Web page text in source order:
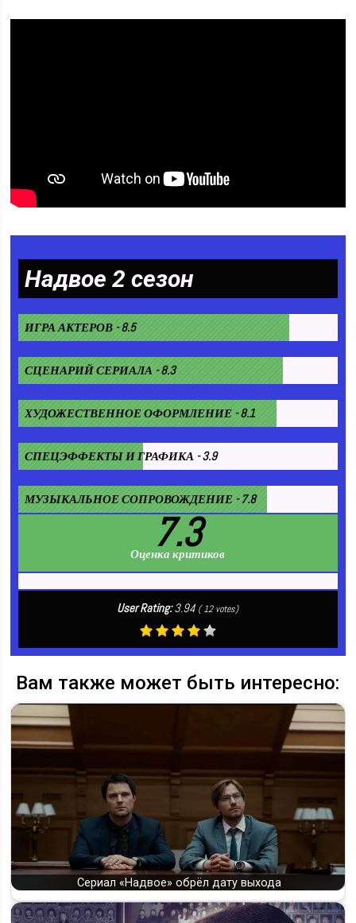
Надвое 2 сезон
ИГРА АКТЕРОВ - 8.5
СЦЕНАРИЙ СЕРИАЛА - 8.3
ХУДОЖЕСТВЕННОЕ ОФОРМЛЕНИЕ - 8.1
СПЕЦЭФФЕКТЫ И ГРАФИКА - 3.9
МУЗЫКАЛЬНОЕ СОПРОВОЖДЕНИЕ - 7.8
7.3
Оценка критиков
User Rating:3.94 (12votes)
Вам также может быть интересно:
Сериал «Надвое» обрёл дату выхода